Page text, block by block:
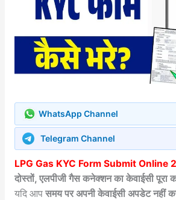
WhatsApp Channel
Telegram Channel
LPG Gas KYC Form Submit Online
दोस्तों, एलपीजी गैस कनेक्शन का केवाईसी
यदि आपसमय पर अपनी केवाईसी अपडेट नहीं